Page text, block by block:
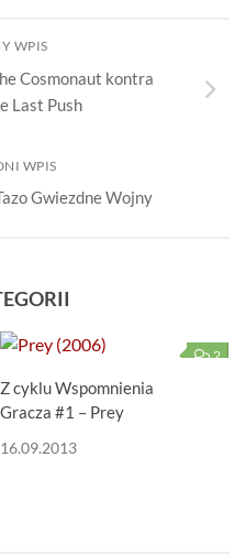
WPIS
Cosmonaut kontra
Last Push
WPIS
Gwiezdne Wojny
2
Z cyklu Wspomnienia
Gracza #1 – Prey
16.09.2013